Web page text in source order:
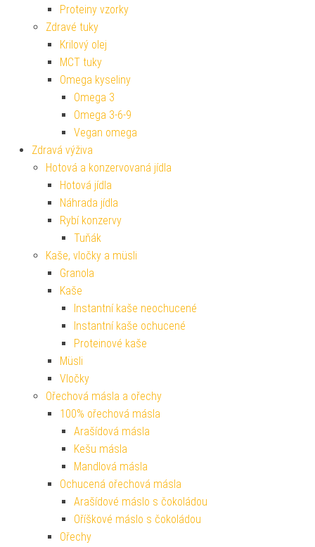
Proteiny vzorky
Zdravé tuky
Krilový olej
MCT tuky
Omega kyseliny
Omega 3
Omega 3-6-9
Vegan omega
Zdravá výživa
Hotová a konzervovaná jídla
Hotová jídla
Náhrada jídla
Rybí konzervy
Tuňák
Kaše, vločky a müsli
Granola
Kaše
Instantní kaše neochucené
Instantní kaše ochucené
Proteinové kaše
Müsli
Vločky
Ořechová másla a ořechy
100% ořechová másla
Arašídová másla
Kešu másla
Mandlová másla
Ochucená ořechová másla
Arašídové máslo s čokoládou
Oříškové máslo s čokoládou
Ořechy